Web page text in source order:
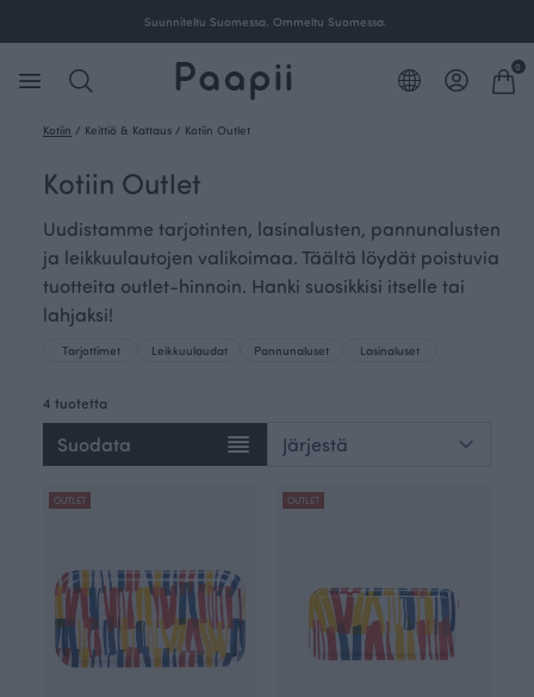
Suunniteltu Suomessa. Ommeltu Suomessa.
0
Kotiin / Keittiö & Kattaus / Kotiin Outlet
Kotiin Outlet
Uudistamme tarjotinten, lasinalusten, pannunalusten
ja leikkuulautojen valikoimaa. Täältä löydät poistuvia
tuotteita outlet-hinnoin. Hanki suosikkisi itselle tai
lahjaksi!
Tarjottimet Leikkuulaudat Pannunaluset Lasinaluset
4 tuotetta
Suodata
OUTLET OUTLET